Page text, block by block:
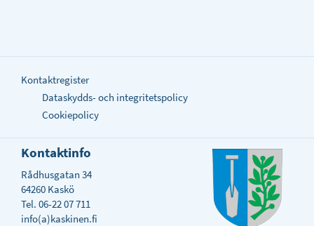
Kontaktregister
Dataskydds- och integritetspolicy
Cookiepolicy
Kontaktinfo
Rådhusgatan 34
64260 Kaskö
Tel. 06-22 07 711
info(a)kaskinen.fi